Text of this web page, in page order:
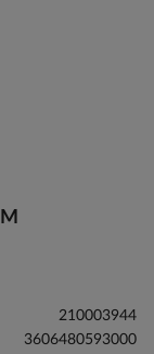
210003944
3606480593000